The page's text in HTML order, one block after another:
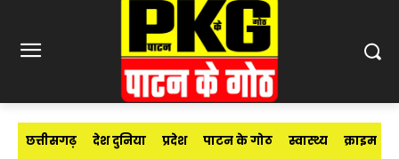
छत्तीसगढ़ देश दुनिया प्रदेश पाटन के गोठ स्वास्थ्य क्राइम